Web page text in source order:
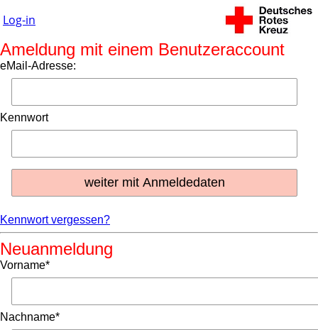
Log-in
Ameldung mit einem Benutzeraccount
eMail-Adresse:
Kennwort
Kennwort vergessen?
Neuanmeldung
Vorname*
Nachname*